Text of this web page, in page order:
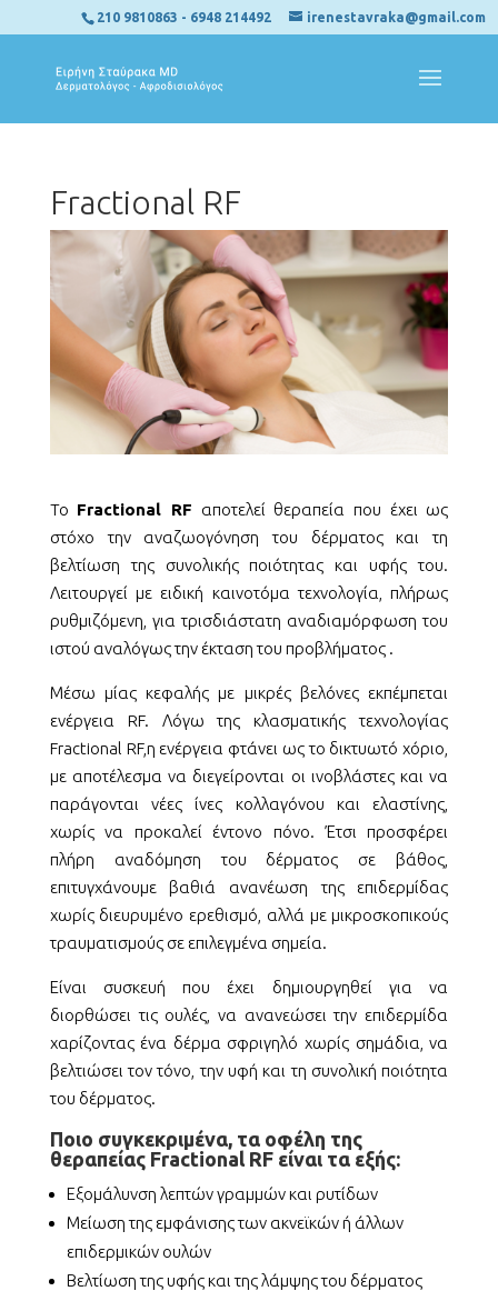
210 9810863 - 6948 214492 irenestavraka@gmail.com
Fractional RF
To Fractional RF αποτελεί θεραπεία που έχει ως
στόχο την αναζωογόνηση του δέρματος και τη
βελτίωση της συνολικής ποιότητας και υφής του.
Λειτουργεί με ειδική καινοτόμα τεχνολογία, πλήρως
ρυθμιζόμενη, για τρισδιάστατη αναδιαμόρφωση του
ιστού αναλόγως την έκταση του προβλήματος .
Μέσω μίας κεφαλής με μικρές βελόνες εκπέμπεται
ενέργεια RF. Λόγω της κλασματικής τεχνολογίας
Fractional RF,η ενέργεια φτάνει ως το δικτυωτό χόριο,
με αποτέλεσμα να διεγείρονται οι ινοβλάστες και να
παράγονται νέες ίνες κολλαγόνου και ελαστίνης,
χωρίς να προκαλεί έντονο πόνο. Έτσι προσφέρει
πλήρη αναδόμηση του δέρματος σε βάθος,
επιτυγχάνουμε βαθιά ανανέωση της επιδερμίδας
χωρίς διευρυμένο ερεθισμό, αλλά με μικροσκοπικούς
τραυματισμούς σε επιλεγμένα σημεία.
Είναι συσκευή που έχει δημιουργηθεί για να
διορθώσει τις ουλές, να ανανεώσει την επιδερμίδα
χαρίζοντας ένα δέρμα σφριγηλό χωρίς σημάδια, να
βελτιώσει τον τόνο, την υφή και τη συνολική ποιότητα
του δέρματος.
Ποιο συγκεκριμένα, τα οφέλη της
θεραπείας Fractional RF είναι τα εξής:
Εξομάλυνση λεπτών γραμμών και ρυτίδων
Μείωση της εμφάνισης των ακνεϊκών ή άλλων
επιδερμικών ουλών
Βελτίωση της υφής και της λάμψης του δέρματος